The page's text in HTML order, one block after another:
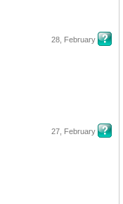
28, February
27, February